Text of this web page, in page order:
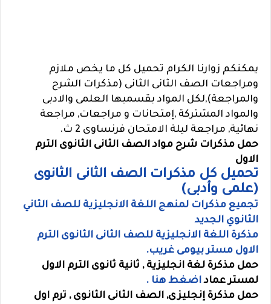
يمكنكم زوارنا الكرام تحميل كل ما يخص ملازم
ومراجعات الصف الثانى الثانى (مذكرات الشرح
والمراجعة),لكل المواد بقسميها العلمى والادبى
والمواد المشتركة ,إمتحانات و مراجعات, مراجعة
نهائية, مراجعة ليلة الامتحان فرنساوى 2 ث.
حمل مذكرات شرح مواد الصف الثانى الثانوى الترم
الاول
تحميل كل مذكرات الصف الثانى الثانوى
(علمى وأدبى)
تجميع مذكرات لمنهج اللغة الانجليزية للصف الثاني
الثانوي الجديد
مذكرة اللغة الانجليزية للصف الثانى الثانوى الترم
الاول مستر بيومى غريب.
حمل مذكرة لغة انجليزية , ثانية ثانوى الترم الاول
لمستر عماداضغط هنا .
حمل مذكرة إنجليزى, الصف الثانى الثانوى , ترم اول